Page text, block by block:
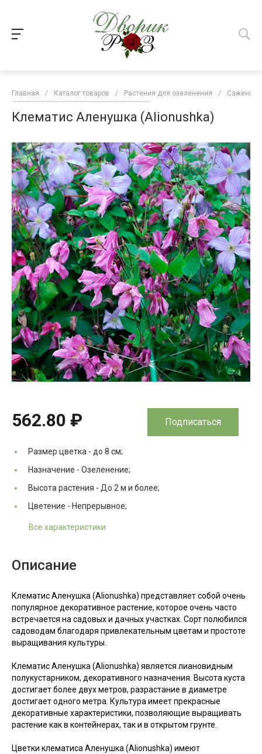
Главная / Каталог товаров / Растения для озеленения / Саженцы
Клематис Аленушка (Alionushka)
562.80 ₽ Подписаться
Размер цветка - до 8 см;
Назначение - Озеленение;
Высота растения - До 2 м и более;
Цветение - Непрерывное;
Все характеристики
Описание
Клематис Аленушка (Alionushka) представляет собой очень
популярное декоративное растение, которое очень часто
встречается на садовых и дачных участках. Сорт полюбился
садоводам благодаря привлекательным цветам и простоте
выращивания культуры.
Клематис Аленушка (Alionushka) является лиановидным
полукустарником, декоративного назначения. Высота куста
достигает более двух метров, разрастание в диаметре
достигает одного метра. Культура имеет прекрасные
декоративные характеристики, позволяющие выращивать
растение как в контейнерах, так и в открытом грунте.
Цветки клематиса Аленушка (Alionushka) имеют